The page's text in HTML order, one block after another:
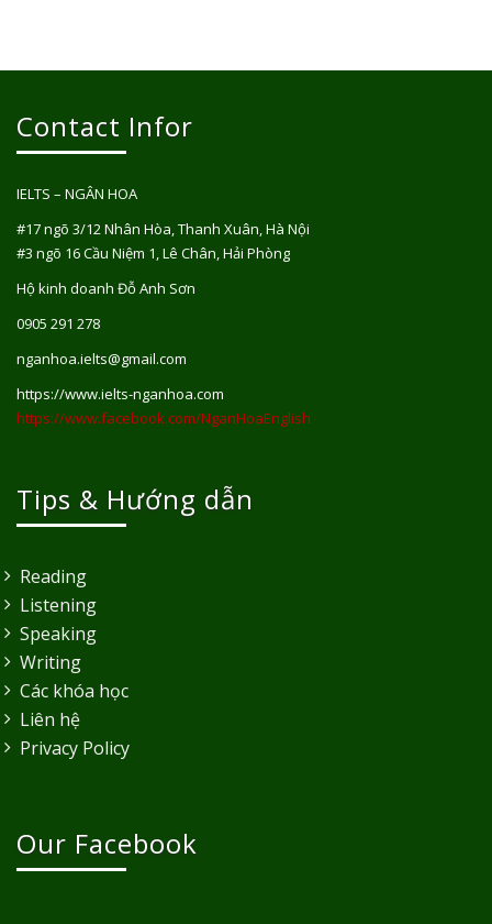
Contact Infor
IELTS – NGÂN HOA
#17 ngõ 3/12 Nhân Hòa, Thanh Xuân, Hà Nội
#3 ngõ 16 Cầu Niệm 1, Lê Chân, Hải Phòng
Hộ kinh doanh Đỗ Anh Sơn
0905 291 278
nganhoa.ielts@gmail.com
https://www.ielts-nganhoa.com
https://www.facebook.com/NganHoaEnglish
Tips & Hướng dẫn
Reading
Listening
Speaking
Writing
Các khóa học
Liên hệ
Privacy Policy
Our Facebook